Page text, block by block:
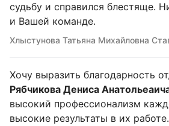
судьбу и справился блестяще.
и Вашей команде.
Хлыстунова Татьяна Михайловна
Хочу выразить благодарность
Рябчикова Дениса
высокий профессионализм
высокие результаты в их